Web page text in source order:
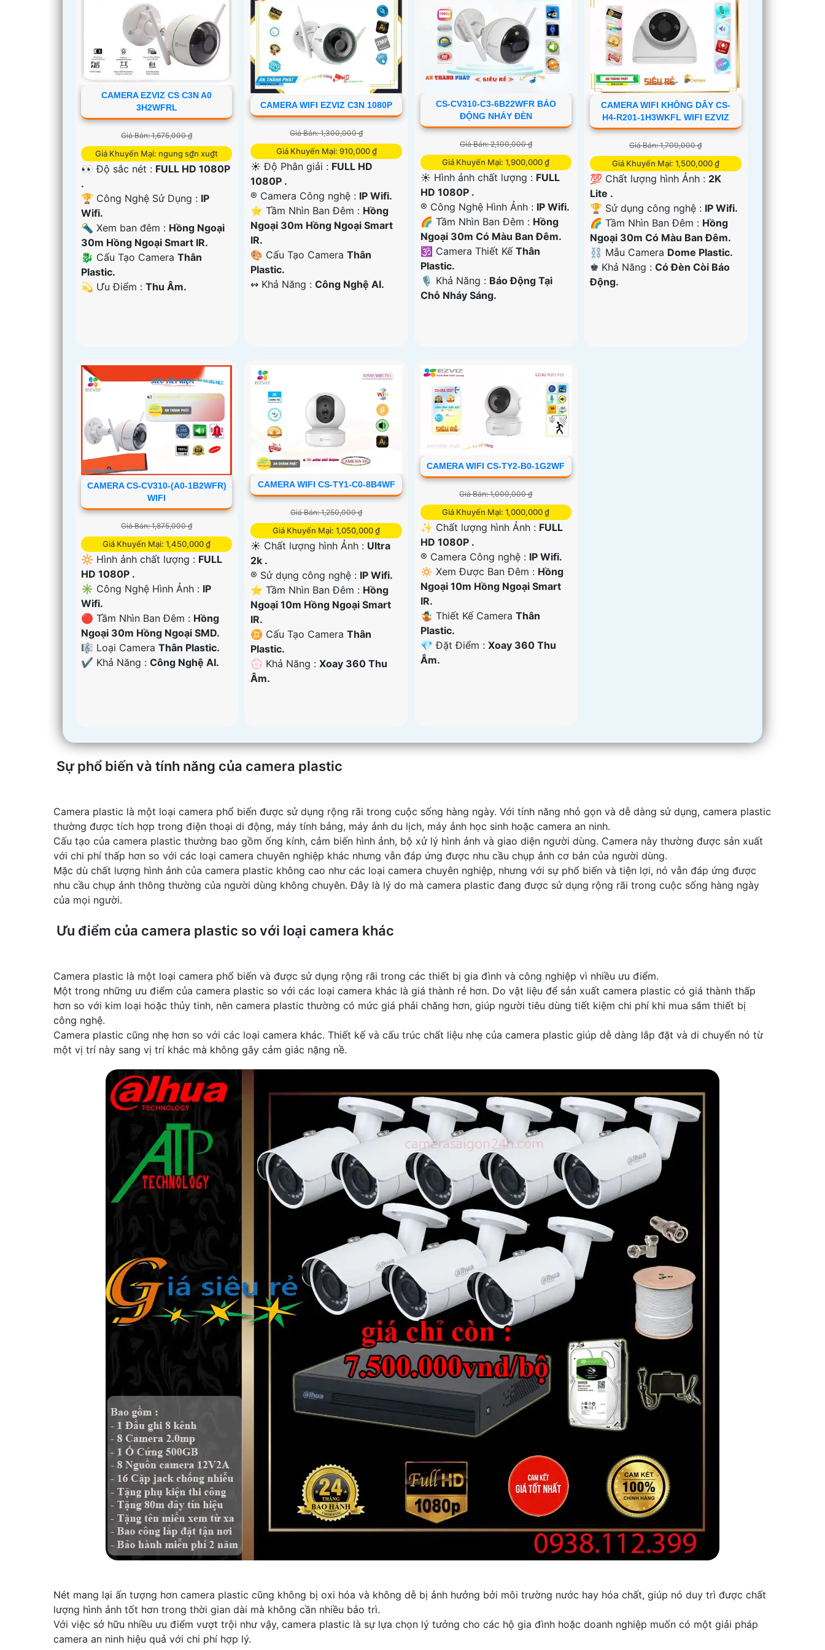
CAMERA EZVIZ CS C3N A0
3H2WFRL
Giá Bán: 1,675,000 ₫
Giá Khuyến Mại: ngung s₫n xu₫t
👀 Độ sắc nét : FULL HD 1080P
.
🏆 Công Nghệ Sử Dụng : IP
Wifi.
🔦 Xem ban đêm : Hồng Ngoại
30m Hồng Ngoại Smart IR.
🐉️ Cấu Tạo Camera Thân
Plastic.
️💫 Ưu Điểm : Thu Âm.
CAMERA WIFI EZVIZ C3N 1080P
Giá Bán: 1,300,000 ₫
Giá Khuyến Mại: 910,000 ₫
☀️ Độ Phân giải : FULL HD
1080P .
®️ Camera Công nghệ : IP Wifi.
⭐ Tầm Nhìn Ban Đêm : Hồng
Ngoại 30m Hồng Ngoại Smart
IR.
🎨 Cấu Tạo CameraThân
Plastic.
️↭ Khả Năng :Công Nghệ AI.
CS-CV310-C3-6B22WFR BÁO
ĐỘNG NHÁY ĐÈN
Giá Bán: 2,100,000 ₫
Giá Khuyến Mại: 1,900,000 ₫
☀️ Hình ảnh chất lượng : FULL
HD 1080P .
®️ Công Nghệ Hình Ảnh : IP Wifi.
🌈 Tầm Nhìn Ban Đêm : Hồng
Ngoại 30m Có Màu Ban Đêm.
🕉️ Camera Thiết Kế Thân
Plastic.
️🎙 Khả Năng : Báo Động Tại
Chỗ Nháy Sáng.
CAMERA WIFI KHÔNG DÂY CS-
H4-R201-1H3WKFL WIFI EZVIZ
Giá Bán: 1,700,000 ₫
Giá Khuyến Mại: 1,500,000 ₫
💯 Chất lượng hình Ảnh : 2K
Lite .
🏆 Sử dụng công nghệ : IP Wifi.
🌈 Tầm Nhìn Ban Đêm : Hồng
Ngoại 30m Có Màu Ban Ðêm.
⛓ Mẫu Camera Dome Plastic.
️♚ Khả Năng :Có Ðèn Còi Báo
Động.
CAMERA CS-CV310-(A0-1B2WFR)
WIFI
Giá Bán: 1,875,000 ₫
Giá Khuyến Mại: 1,450,000 ₫
🔆 Hình ảnh chất lượng : FULL
HD 1080P .
✳️ Công Nghệ Hình Ảnh : IP
Wifi.
🔴 Tầm Nhìn Ban Đêm : Hồng
Ngoại 30m Hồng Ngoại SMD.
🎼️ Loại Camera Thân Plastic.
️✔️ Khả Năng : Công Nghệ AI.
CAMERA WIFI CS-TY1-C0-8B4WF
Giá Bán: 1,250,000 ₫
Giá Khuyến Mại: 1,050,000 ₫
☀️ Chất lượng hình Ảnh : Ultra
2k .
®️ Sử dụng công nghệ : IP Wifi.
⭐ Tầm Nhìn Ban Đêm : Hồng
Ngoại 10m Hồng Ngoại Smart
IR.
♊ Cấu Tạo CameraThân
Plastic.
️💮 Khả Năng :Xoay 360 Thu
Âm.
CAMERA WIFI CS-TY2-B0-1G2WF
Giá Bán: 1,000,000 ₫
Giá Khuyến Mại: 1,000,000 ₫
✨ Chất lượng hình Ảnh : FULL
HD 1080P .
®️ Camera Công nghệ : IP Wifi.
🔅 Xem Được Ban Đêm : Hồng
Ngoại 10m Hồng Ngoại Smart
IR.
🤹 Thiết Kế Camera Thân
Plastic.
️💎 Đặt Điểm : Xoay 360 Thu
Âm.
Sự phổ biến và tính năng của camera plastic
Camera plastic là một loại camera phổ biến được sử dụng rộng rãi trong cuộc sống hàng ngày. Với tính năng nhỏ gọn và dễ dàng sử dụng, camera plastic
thường được tích hợp trong điện thoại di động, máy tính bảng, máy ảnh du lịch, máy ảnh học sinh hoặc camera an ninh.
Cấu tạo của camera plastic thường bao gồm ống kính, cảm biến hình ảnh, bộ xử lý hình ảnh và giao diện người dùng. Camera này thường được sản xuất
với chi phí thấp hơn so với các loại camera chuyên nghiệp khác nhưng vẫn đáp ứng được nhu cầu chụp ảnh cơ bản của người dùng.
Mặc dù chất lượng hình ảnh của camera plastic không cao như các loại camera chuyên nghiệp, nhưng với sự phổ biến và tiện lợi, nó vẫn đáp ứng được
nhu cầu chụp ảnh thông thường của người dùng không chuyên. Đây là lý do mà camera plastic đang được sử dụng rộng rãi trong cuộc sống hàng ngày
của mọi người.
Ưu điểm của camera plastic so với loại camera khác
Camera plastic là một loại camera phổ biến và được sử dụng rộng rãi trong các thiết bị gia đình và công nghiệp vì nhiều ưu điểm.
Một trong những ưu điểm của camera plastic so với các loại camera khác là giá thành rẻ hơn. Do vật liệu để sản xuất camera plastic có giá thành thấp
hơn so với kim loại hoặc thủy tinh, nên camera plastic thường có mức giá phải chăng hơn, giúp người tiêu dùng tiết kiệm chi phí khi mua sắm thiết bị
công nghệ.
Camera plastic cũng nhẹ hơn so với các loại camera khác. Thiết kế và cấu trúc chất liệu nhẹ của camera plastic giúp dễ dàng lắp đặt và di chuyển nó từ
một vị trí này sang vị trí khác mà không gây cảm giác nặng nề.
Nét mang lại ấn tượng hơn camera plastic cũng không bị oxi hóa và không dễ bị ảnh hưởng bởi môi trường nước hay hóa chất, giúp nó duy trì được chất
lượng hình ảnh tốt hơn trong thời gian dài mà không cần nhiều bảo trì.
Với việc sở hữu nhiều ưu điểm vượt trội như vậy, camera plastic là sự lựa chọn lý tưởng cho các hộ gia đình hoặc doanh nghiệp muốn có một giải pháp
camera an ninh hiệu quả với chi phí hợp lý.